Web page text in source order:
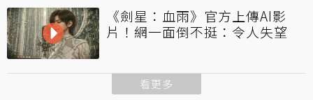
《劍星：血雨》官方上傳AI影
片！網一面倒不挺：令人失望
看更多